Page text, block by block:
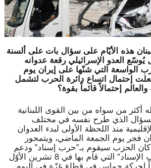
هذه الأيّام على سؤال بات على ألسنة
يُوسّع العدو الإسرائيلي رقعة عدوانه
الواسعة التي شنّها على إيران يوم
إحتمال اتساع دائرة الحرب لتشمل
إحتمالاً قائماً بقوة؟
أكثر من سواه من بين القوى اللبنانية
السؤال الذي طرح نفسه في مختلف
منذ اللحظة الأولى لبدء العدوان
فجر يوم الجمعة الماضي، ويتمحور
كان الحزب سيقوم بـ”حرب إسناد” ودعم
لإيران شبيهة بـ”حرب الإسناد” التي قام بها في 8 تشرين الأوّل